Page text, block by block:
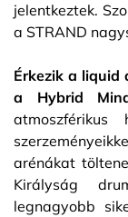
jelentkeztek.
a STRAND
Érkezik a liquid
a Hybrid
atmoszférikus
arénákat
Királyság
legnagyobb